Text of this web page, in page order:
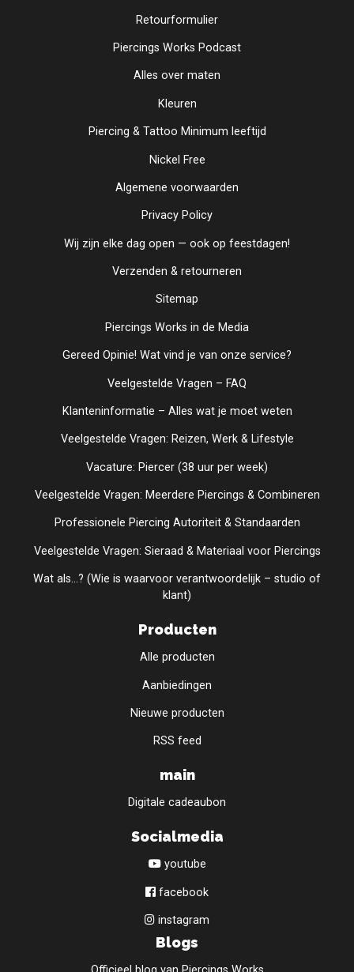
Retourformulier
Piercings Works Podcast
Alles over maten
Kleuren
Piercing & Tattoo Minimum leeftijd
Nickel Free
Algemene voorwaarden
Privacy Policy
Wij zijn elke dag open — ook op feestdagen!
Verzenden & retourneren
Sitemap
Piercings Works in de Media
Gereed Opinie! Wat vind je van onze service?
Veelgestelde Vragen – FAQ
Klanteninformatie – Alles wat je moet weten
Veelgestelde Vragen: Reizen, Werk & Lifestyle
Vacature: Piercer (38 uur per week)
Veelgestelde Vragen: Meerdere Piercings & Combineren
Professionele Piercing Autoriteit & Standaarden
Veelgestelde Vragen: Sieraad & Materiaal voor Piercings
Wat als...? (Wie is waarvoor verantwoordelijk – studio of
klant)
Producten
Alle producten
Aanbiedingen
Nieuwe producten
RSS feed
main
Digitale cadeaubon
Socialmedia
youtube
facebook
instagram
Blogs